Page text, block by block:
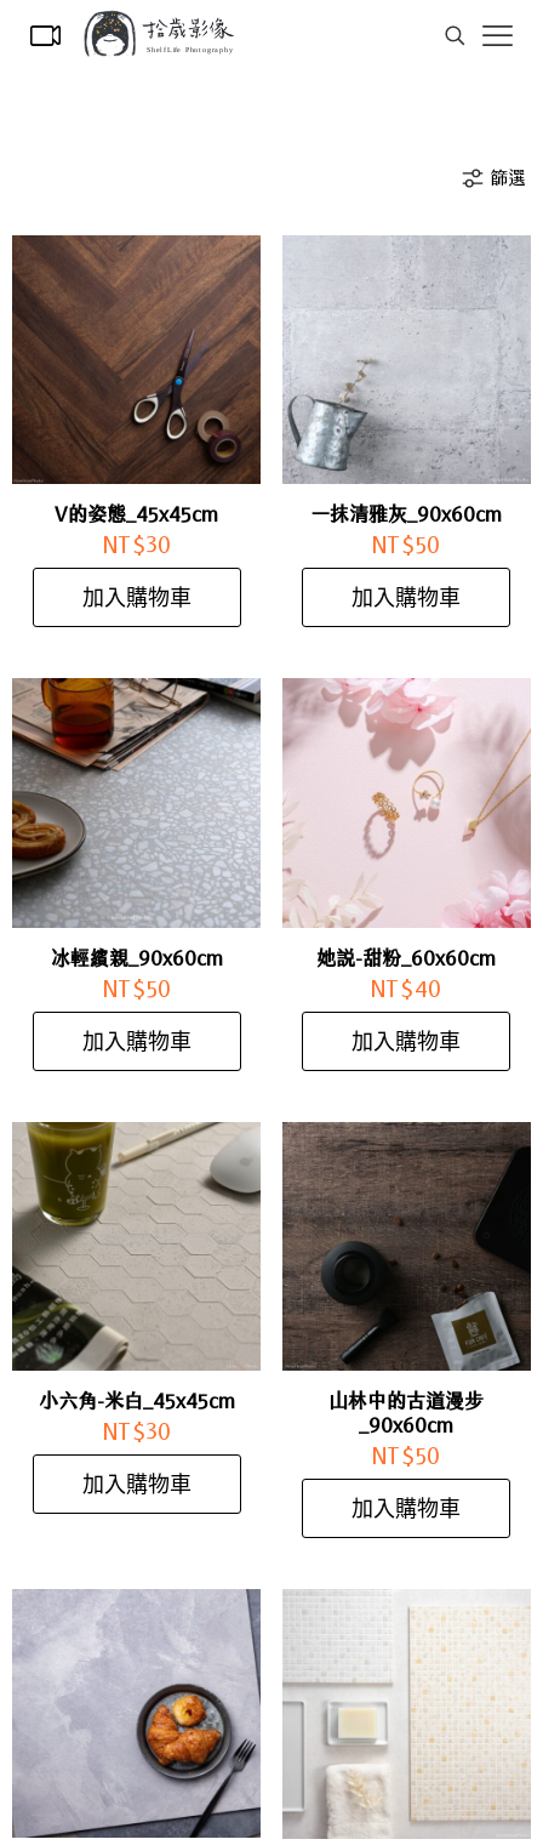
篩選
V的姿態_45x45cm
NT$30
加入購物車
一抹清雅灰_90x60cm
NT$50
加入購物車
冰輕繽親_90x60cm
NT$50
加入購物車
她說-甜粉_60x60cm
NT$40
加入購物車
小六角-米白_45x45cm
NT$30
加入購物車
山林中的古道漫步
_90x60cm
NT$50
加入購物車